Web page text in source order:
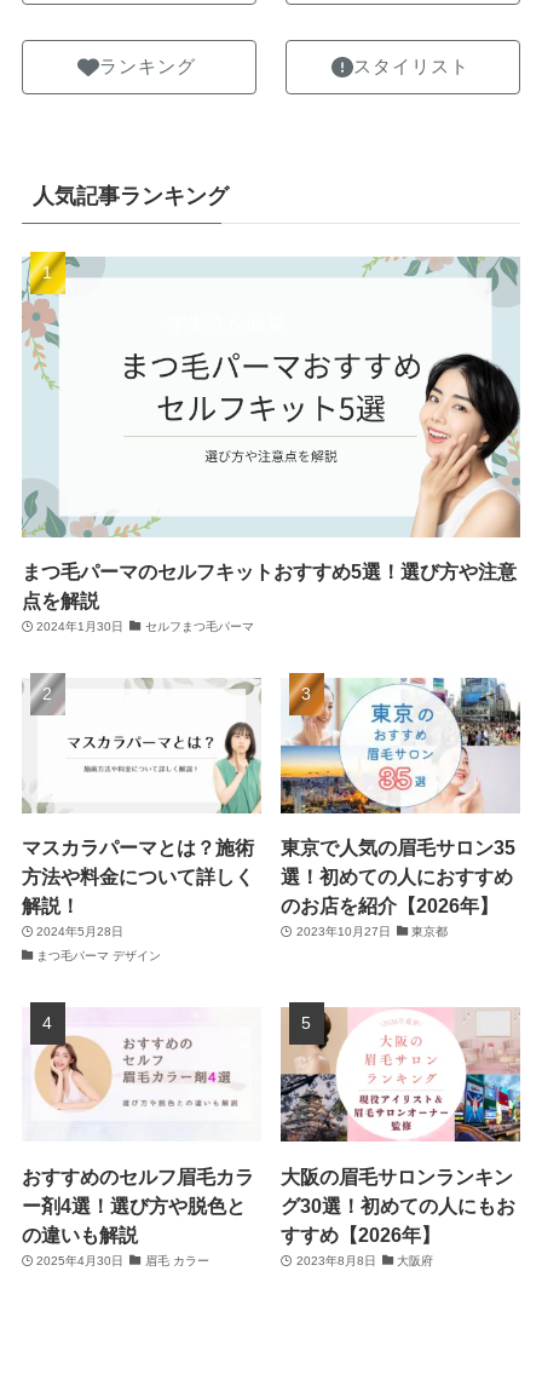
ランキング スタイリスト
人気記事ランキング
まつ毛パーマのセルフキットおすすめ5選！選び方や注意
点を解説
2024年1月30日 セルフまつ毛パーマ
マスカラパーマとは？施術
方法や料金について詳しく
解説！
2024年5月28日
まつ毛パーマ デザイン
東京で人気の眉毛サロン35
選！初めての人におすすめ
のお店を紹介【2026年】
2023年10月27日 東京都
おすすめのセルフ眉毛カラ
ー剤4選！選び方や脱色と
の違いも解説
2025年4月30日 眉毛 カラー
大阪の眉毛サロンランキン
グ30選！初めての人にもお
すすめ【2026年】
2023年8月8日 大阪府